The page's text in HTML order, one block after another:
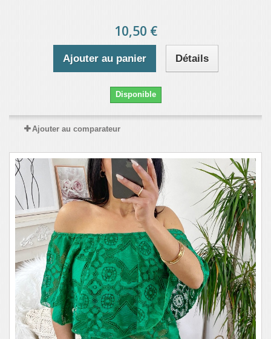
10,50 €
Ajouter au panier Détails
Disponible
Ajouter au comparateur